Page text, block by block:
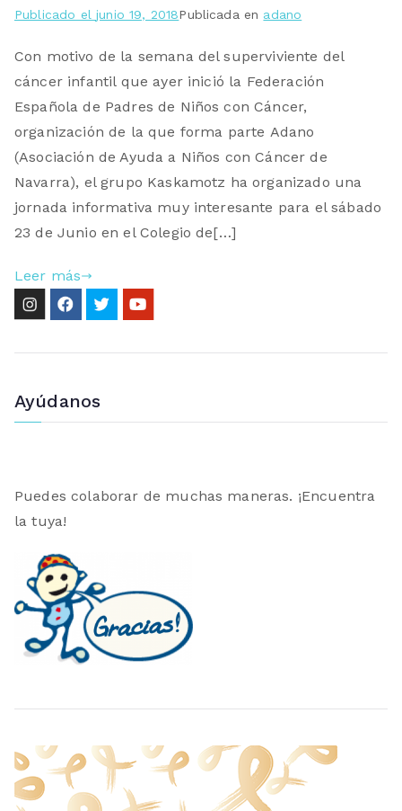
Publicado eljunio 19, 2018Publicada en adano
Con motivo de la semana del superviviente del
cáncer infantil que ayer inició la Federación
Española de Padres de Niños con Cáncer,
organización de la que forma parte Adano
(Asociación de Ayuda a Niños con Cáncer de
Navarra), el grupo Kaskamotz ha organizado una
jornada informativa muy interesante para el sábado
23 de Junio en el Colegio de[…]
Leer más
Ayúdanos
Puedes colaborar de muchas maneras. ¡Encuentra
la tuya!